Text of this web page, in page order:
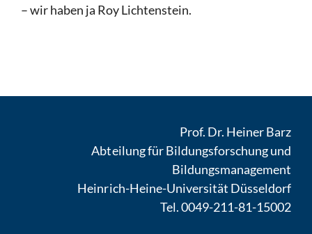
– wir haben ja Roy Lichtenstein.
Prof. Dr. Heiner Barz
Abteilung für Bildungsforschung und
Bildungsmanagement
Heinrich-Heine-Universität Düsseldorf
Tel. 0049-211-81-15002